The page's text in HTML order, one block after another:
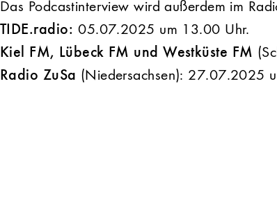
Das Podcastinterview wird außerdem im
TIDE.radio: 05.07.2025 um 13.00 Uhr.
Kiel FM, Lübeck FM und Westküste FM
Radio ZuSa (Niedersachsen): 27.07.2025